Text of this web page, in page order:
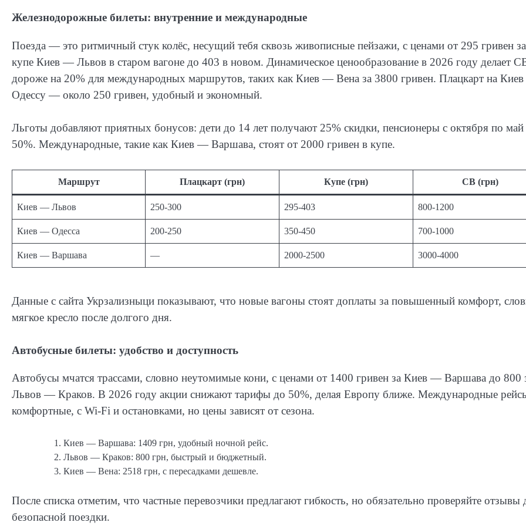
Железнодорожные билеты: внутренние и международные
Поезда — это ритмичный стук колёс, несущий тебя сквозь живописные пейзажи, с ценами от 295 гривен за
купе Киев — Львов в старом вагоне до 403 в новом. Динамическое ценообразование в 2026 году делает
дороже на 20% для международных маршрутов, таких как Киев — Вена за 3800 гривен. Плацкарт на
Одессу — около 250 гривен, удобный и экономный.
Льготы добавляют приятных бонусов: дети до 14 лет получают 25% скидки, пенсионеры с октября по
50%. Международные, такие как Киев — Варшава, стоят от 2000 гривен в купе.
Маршрут Плацкарт (грн) Купе (грн) СВ (грн)
Киев — Львов 250-300 295-403 800-1200
Киев — Одесса 200-250 350-450 700-1000
Киев — Варшава — 2000-2500 3000-4000
Данные с сайта Укрзализныци показывают, что новые вагоны стоят доплаты за повышенный комфорт,
мягкое кресло после долгого дня.
Автобусные билеты: удобство и доступность
Автобусы мчатся трассами, словно неутомимые кони, с ценами от 1400 гривен за Киев — Варшава до 800
Львов — Краков. В 2026 году акции снижают тарифы до 50%, делая Европу ближе. Международные
комфортные, с Wi-Fi и остановками, но цены зависят от сезона.
Киев — Варшава: 1409 грн, удобный ночной рейс.
Львов — Краков: 800 грн, быстрый и бюджетный.
Киев — Вена: 2518 грн, с пересадками дешевле.
После списка отметим, что частные перевозчики предлагают гибкость, но обязательно проверяйте отзывы
безопасной поездки.